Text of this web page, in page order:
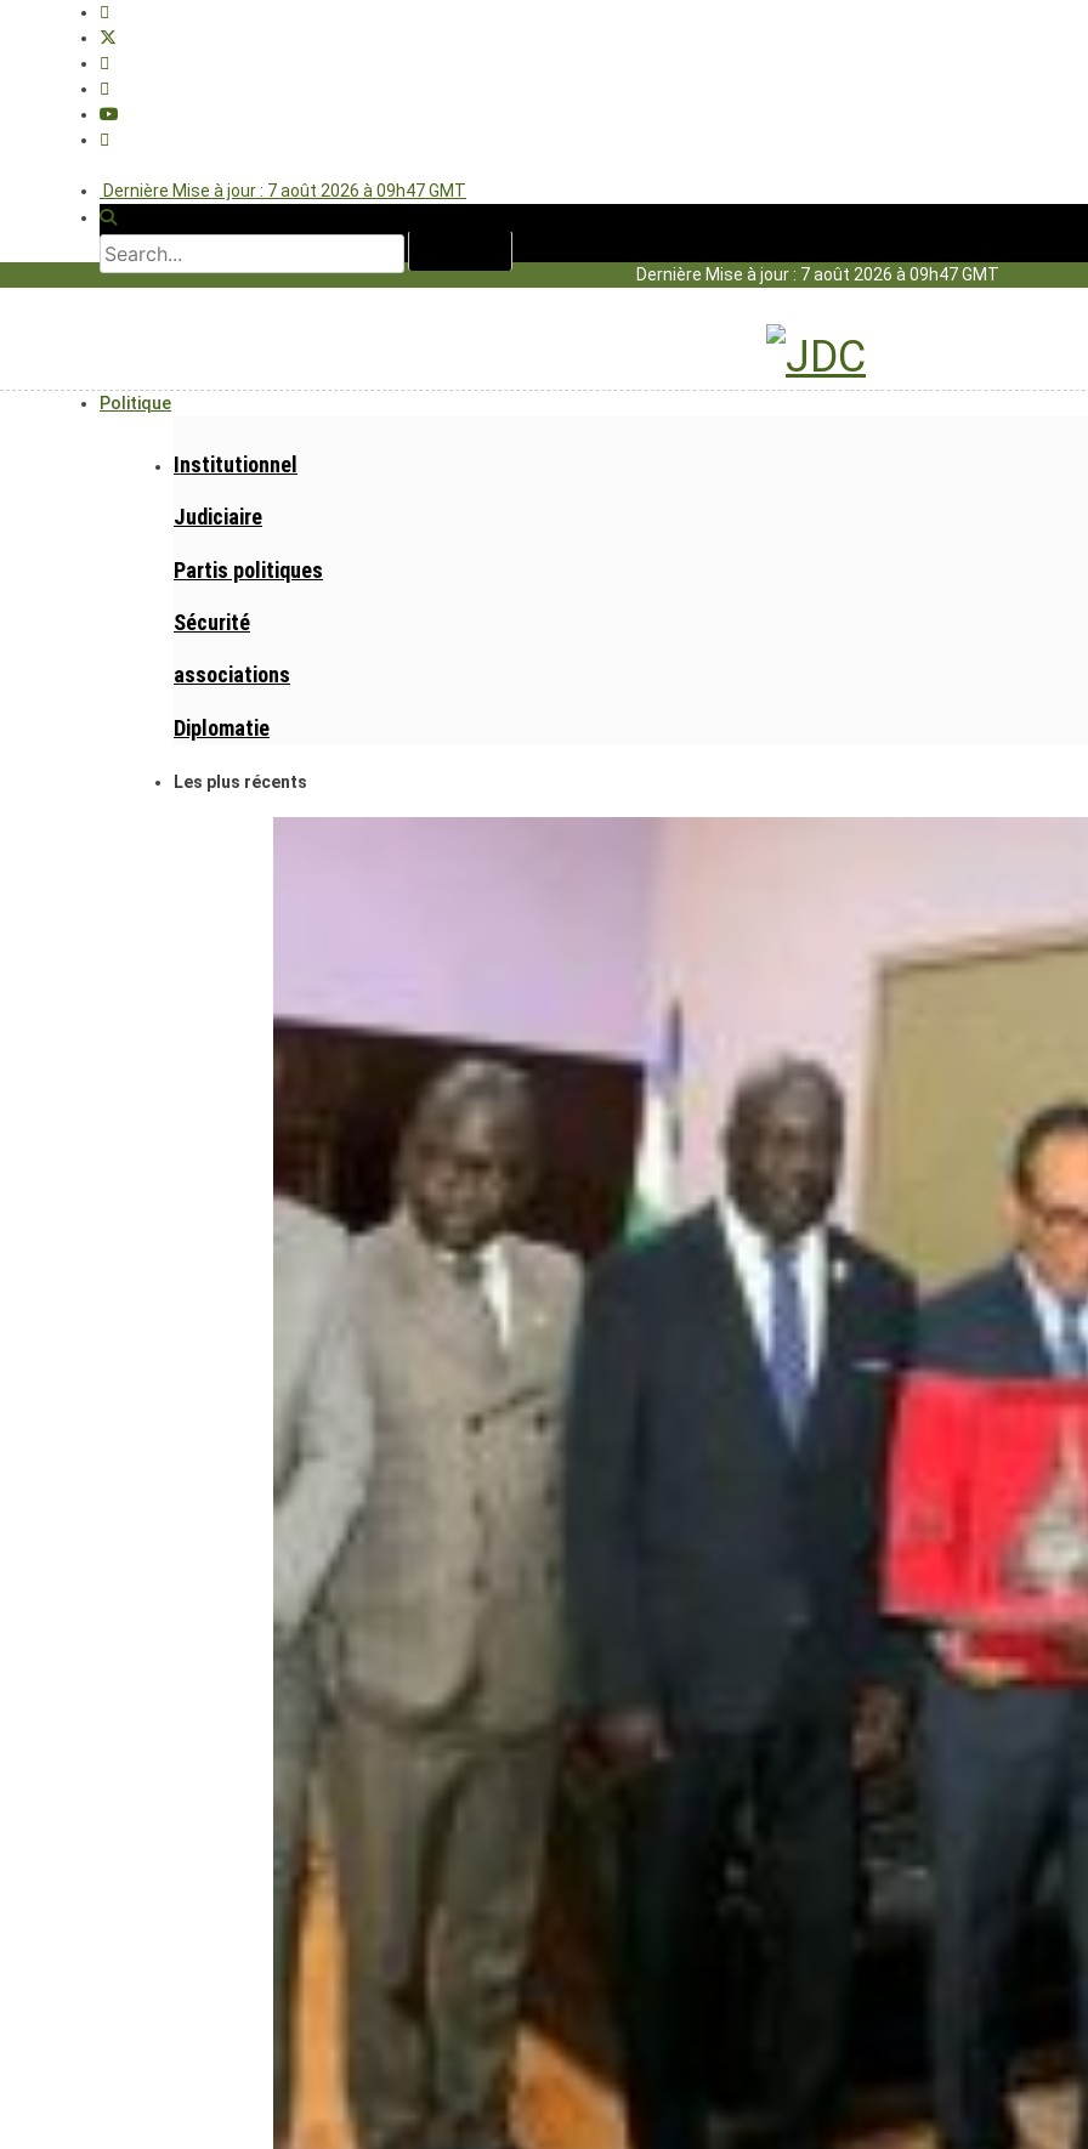
Dernière Mise à jour : 7 août 2026 à 09h47 GMT
Dernière Mise à jour : 7 août 2026 à 09h47 GMT
Politique
Institutionnel
Judiciaire
Partis politiques
Sécurité
associations
Diplomatie
Les plus récents